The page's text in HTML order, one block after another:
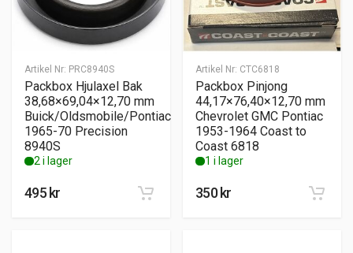
Artikel Nr: PRC8940S
Packbox Hjulaxel Bak
38,68×69,04×12,70 mm
Buick/Oldsmobile/Pontiac
1965-70 Precision
8940S
2 i lager
495 kr
Artikel Nr: CTC6818
Packbox Pinjong
44,17×76,40×12,70 mm
Chevrolet GMC Pontiac
1953-1964 Coast to
Coast 6818
1 i lager
350 kr